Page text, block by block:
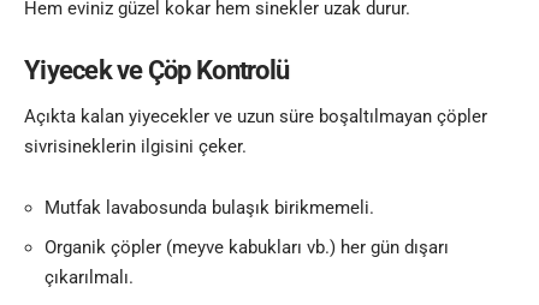
Hem eviniz güzel kokar hem sinekler uzak durur.
Yiyecek ve Çöp Kontrolü
Açıkta kalan yiyecekler ve uzun süre boşaltılmayan çöpler
sivrisineklerin ilgisini çeker.
Mutfak lavabosunda bulaşık birikmemeli.
Organik çöpler (meyve kabukları vb.) her gün dışarı
çıkarılmalı.